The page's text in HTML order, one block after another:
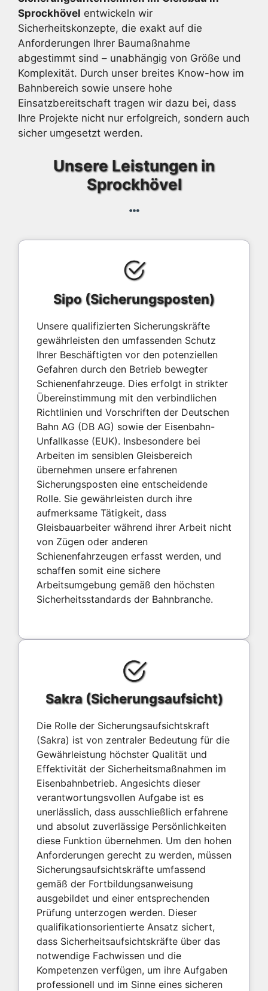
Sprockhövel entwickeln wir
Sicherheitskonzepte, die exakt auf die
Anforderungen Ihrer Baumaßnahme
abgestimmt sind – unabhängig von Größe und
Komplexität. Durch unser breites Know-how im
Bahnbereich sowie unsere hohe
Einsatzbereitschaft tragen wir dazu bei, dass
Ihre Projekte nicht nur erfolgreich, sondern auch
sicher umgesetzt werden.
Unsere Leistungen in
Sprockhövel
Sipo (Sicherungsposten)
Unsere qualifizierten Sicherungskräfte
gewährleisten den umfassenden Schutz
Ihrer Beschäftigten vor den potenziellen
Gefahren durch den Betrieb bewegter
Schienenfahrzeuge. Dies erfolgt in strikter
Übereinstimmung mit den verbindlichen
Richtlinien und Vorschriften der Deutschen
Bahn AG (DB AG) sowie der Eisenbahn-
Unfallkasse (EUK). Insbesondere bei
Arbeiten im sensiblen Gleisbereich
übernehmen unsere erfahrenen
Sicherungsposten eine entscheidende
Rolle. Sie gewährleisten durch ihre
aufmerksame Tätigkeit, dass
Gleisbauarbeiter während ihrer Arbeit nicht
von Zügen oder anderen
Schienenfahrzeugen erfasst werden, und
schaffen somit eine sichere
Arbeitsumgebung gemäß den höchsten
Sicherheitsstandards der Bahnbranche.
Sakra (Sicherungsaufsicht)
Die Rolle der Sicherungsaufsichtskraft
(Sakra) ist von zentraler Bedeutung für die
Gewährleistung höchster Qualität und
Effektivität der Sicherheitsmaßnahmen im
Eisenbahnbetrieb. Angesichts dieser
verantwortungsvollen Aufgabe ist es
unerlässlich, dass ausschließlich erfahrene
und absolut zuverlässige Persönlichkeiten
diese Funktion übernehmen. Um den hohen
Anforderungen gerecht zu werden, müssen
Sicherungsaufsichtskräfte umfassend
gemäß der Fortbildungsanweisung
ausgebildet und einer entsprechenden
Prüfung unterzogen werden. Dieser
qualifikationsorientierte Ansatz sichert,
dass Sicherheitsaufsichtskräfte über das
notwendige Fachwissen und die
Kompetenzen verfügen, um ihre Aufgaben
professionell und im Sinne eines sicheren